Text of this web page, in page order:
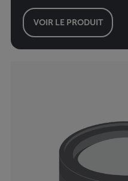
VOIR LE PRODUIT